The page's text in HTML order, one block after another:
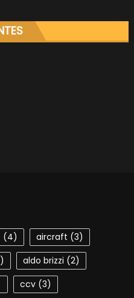
(4) aircraft (3)
aldo brizzi (2)
ccv(3)